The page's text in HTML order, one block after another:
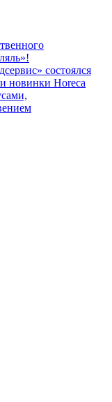
состоялся
новинки Horeca